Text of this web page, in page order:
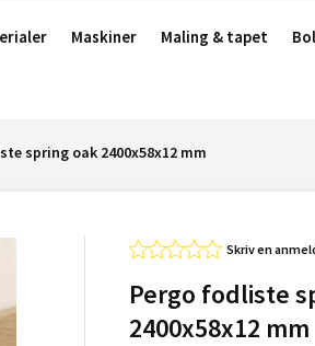
Maskiner Maling & tapet
spring oak 2400x58x12 mm
Skriv en
Pergo fodliste
2400x58x12 mm